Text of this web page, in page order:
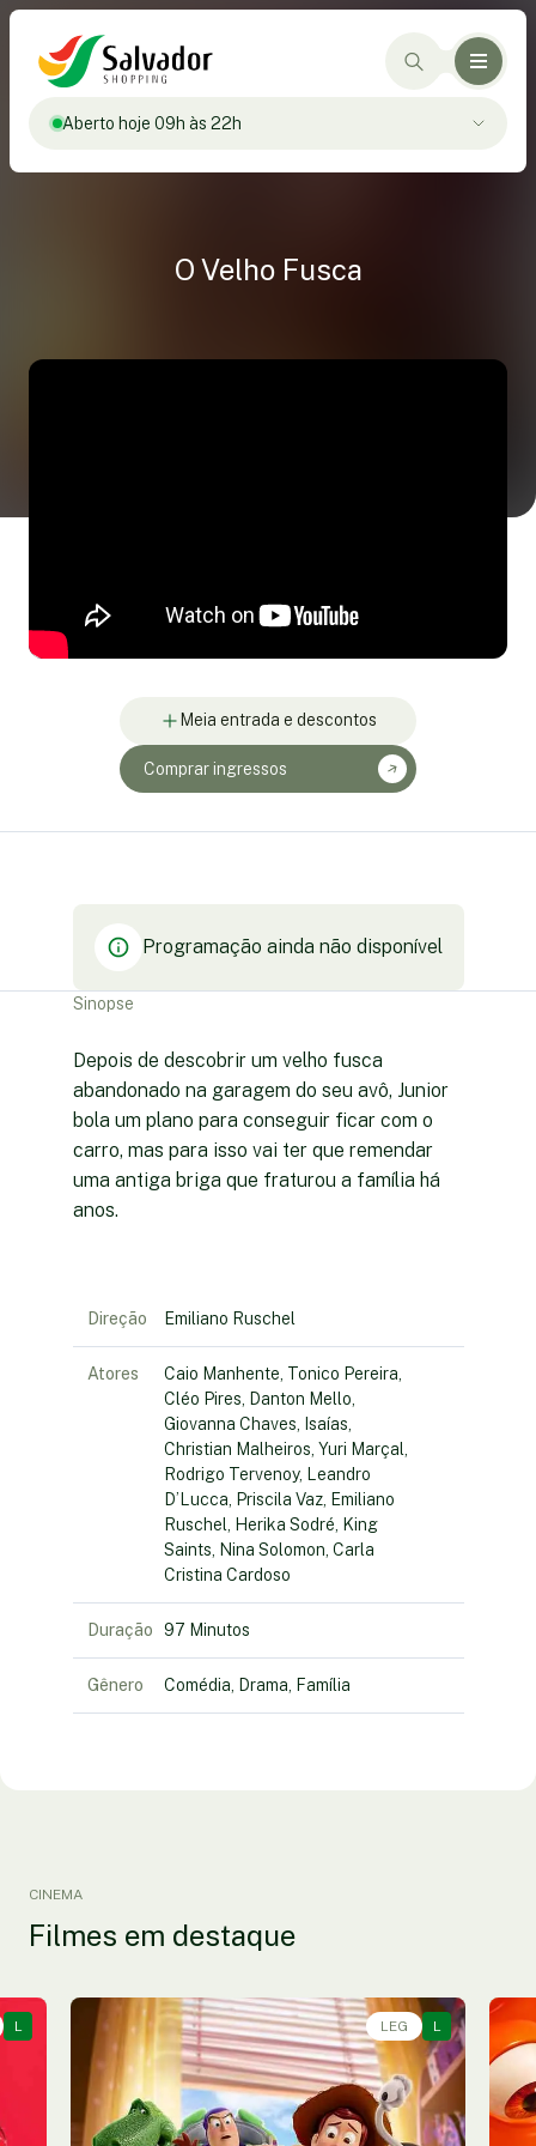
Aberto hoje 09h às 22h
O Velho Fusca
Meia entrada e descontos
Comprar ingressos
Programação ainda não disponível
Sinopse
Depois de descobrir um velho fusca
abandonado na garagem do seu avô, Junior
bola um plano para conseguir ficar com o
carro, mas para isso vai ter que remendar
uma antiga briga que fraturou a família há
anos.
Direção Emiliano Ruschel
Atores
Caio Manhente, Tonico Pereira,
Cléo Pires, Danton Mello,
Giovanna Chaves, Isaías,
Christian Malheiros, Yuri Marçal,
Rodrigo Tervenoy, Leandro
D’Lucca, Priscila Vaz, Emiliano
Ruschel, Herika Sodré, King
Saints, Nina Solomon, Carla
Cristina Cardoso
Duração 97 Minutos
Gênero Comédia, Drama, Família
CINEMA
Filmes em destaque
L LEG L
Animação, Aventura, Comédia • • 1h40